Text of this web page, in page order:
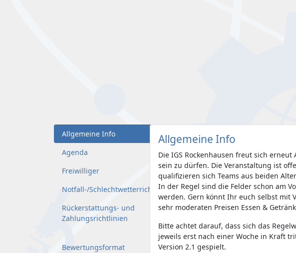
Allgemeine Info
Agenda
Freiwilliger
Notfall-/Schlechtwetterrichtlinie
Rückerstattungs- und
Zahlungsrichtlinien
Bewertungsformat
Allgemeine Info
Die IGS Rockenhausen freut sich
sein zu dürfen. Die Veranstaltung ist
qualifizieren sich Teams aus beiden
In der Regel sind die Felder schon am
werden. Gern könnt Ihr euch selbst mit
sehr moderaten Preisen Essen &
Bitte achtet darauf, dass sich das
jeweils erst nach einer Woche in Kraft
Version 2.1 gespielt.